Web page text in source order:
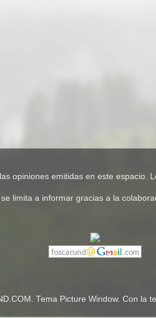
opiniones emitidas en este espacio.
limita a informar gracias a la
Tema Picture Window. Con la